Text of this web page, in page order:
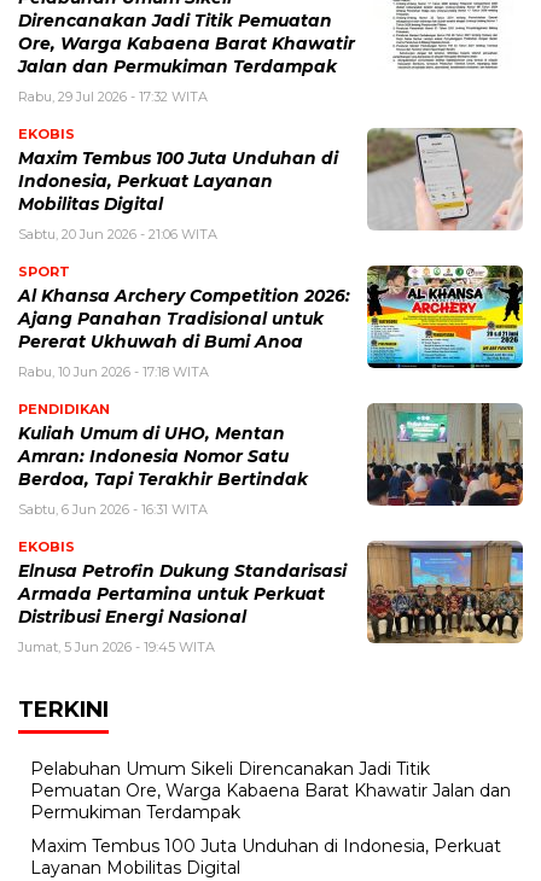
Direncanakan Jadi Titik Pemuatan
Ore, Warga Kabaena Barat Khawatir
Jalan dan Permukiman Terdampak
Rabu, 29 Jul 2026 - 17:32 WITA
EKOBIS
Maxim Tembus 100 Juta Unduhan di
Indonesia, Perkuat Layanan
Mobilitas Digital
Sabtu, 20 Jun 2026 - 21:06 WITA
SPORT
Al Khansa Archery Competition 2026:
Ajang Panahan Tradisional untuk
Pererat Ukhuwah di Bumi Anoa
Rabu, 10 Jun 2026 - 17:18 WITA
PENDIDIKAN
Kuliah Umum di UHO, Mentan
Amran: Indonesia Nomor Satu
Berdoa, Tapi Terakhir Bertindak
Sabtu, 6 Jun 2026 - 16:31 WITA
EKOBIS
Elnusa Petrofin Dukung Standarisasi
Armada Pertamina untuk Perkuat
Distribusi Energi Nasional
Jumat, 5 Jun 2026 - 19:45 WITA
TERKINI
Pelabuhan Umum Sikeli Direncanakan Jadi Titik
Pemuatan Ore, Warga Kabaena Barat Khawatir Jalan dan
Permukiman Terdampak
Maxim Tembus 100 Juta Unduhan di Indonesia, Perkuat
Layanan Mobilitas Digital